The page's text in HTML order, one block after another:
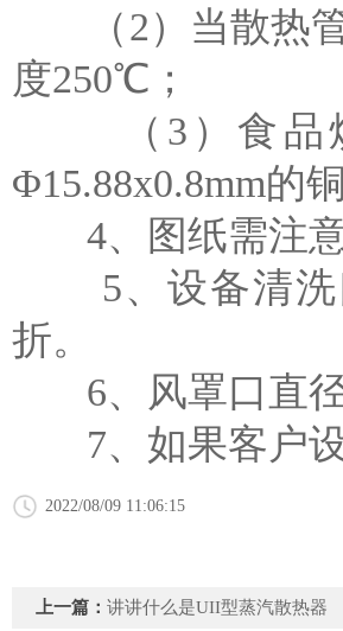
（2）当散热管
度250℃；
（3）食品烘
Φ15.88x0.8mm的
4、图纸需注意
5、设备清洗口
折。
6、风罩口直径
7、如果客户设
2022/08/09 11:06:15
上一篇： 讲讲什么是UII型蒸汽散热器